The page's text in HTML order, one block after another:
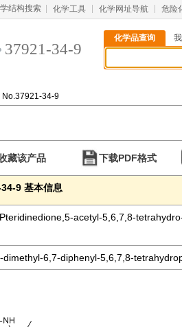
结构搜索 化学工具 化学网址导航 危险
37921-34-9
化学品查询
34-9
藏该产品 下载PDF格式
9 基本信息
acetyl-5,6,7,8-
dimethyl-6,7-diphenyl-5,6,7,8-